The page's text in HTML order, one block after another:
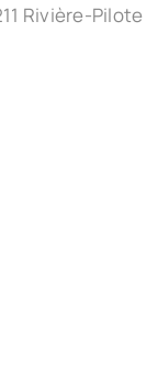
Rivière-Pilote